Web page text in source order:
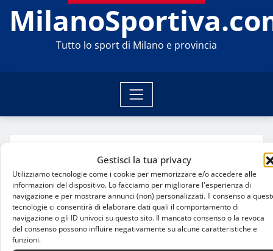
Gestisci la tua privacy
Utilizziamo tecnologie come i cookie per memorizzare e/o accedere alle
informazioni del dispositivo. Lo facciamo per migliorare l'esperienza di
navigazione e per mostrare annunci (non) personalizzati. Il consenso a
tecnologie ci consentirà di elaborare dati quali il comportamento di
navigazione o gli ID univoci su questo sito. Il mancato consenso o la revoca
del consenso possono influire negativamente su alcune caratteristiche e
funzioni.
Tutto lo sport di Milano e provincia
La MotoGP a Brno: orari tv e programma del GP
della Repubblica Ceca